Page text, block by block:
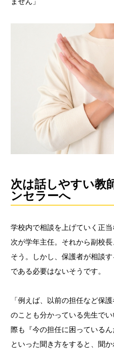
次は話しやすい教
ンセラーへ
学校内で相談を上げていく正
次が学年主任。それから副校
そう。しかし、保護者が相談
である必要はないそうです。
「例えば、以前の担任など保
のことも分かっている先生で
際も『今の担任に困っているん
といった聞き方をすると、聞